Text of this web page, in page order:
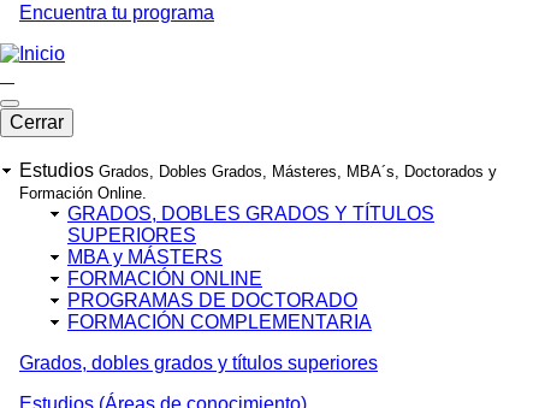
Encuentra tu programa
Menú
University
Cerrar
Estudios Grados, Dobles Grados, Másteres, MBA´s, Doctorados y
Formación Online.
GRADOS, DOBLES GRADOS Y TÍTULOS
SUPERIORES
MBA y MÁSTERS
FORMACIÓN ONLINE
PROGRAMAS DE DOCTORADO
FORMACIÓN COMPLEMENTARIA
Grados, dobles grados y títulos superiores
Estudios (Áreas de conocimiento)